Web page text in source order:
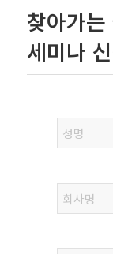
찾아가
세미나